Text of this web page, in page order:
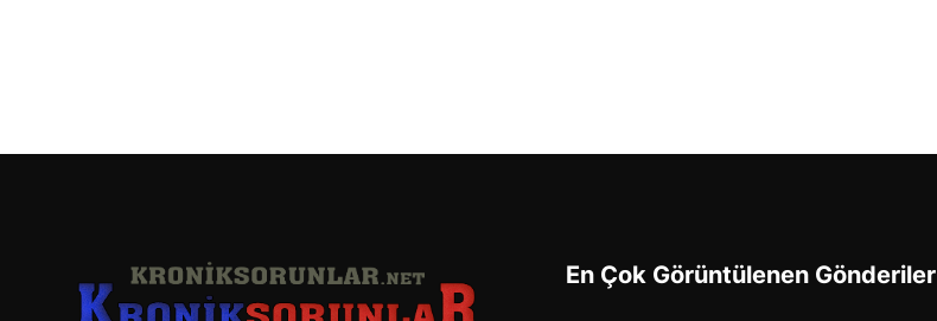
En Çok Görüntülenen Gönderiler